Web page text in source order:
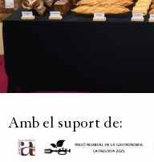
Amb el suport de: